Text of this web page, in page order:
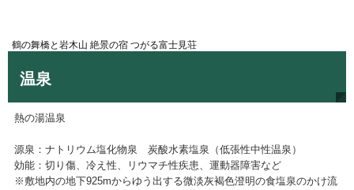
鶴の舞橋と岩木山 絶景の宿 つがる富士見荘
温泉
熱の湯温泉
源泉：ナトリウム塩化物泉 炭酸水素塩泉（低張性中性温泉）
効能：切り傷、冷え性、リウマチ性疾患、運動器障害など
※敷地内の地下925mからゆう出する微淡灰褐色澄明の食塩泉のかけ流